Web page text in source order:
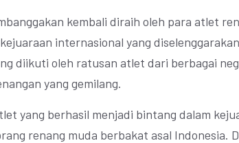
kembali diraih oleh para atlet
internasional yang
diikuti oleh ratusan atlet dari berbagai
yang gemilang.
yang berhasil menjadi bintang dalam
renang muda berbakat asal Indonesia.